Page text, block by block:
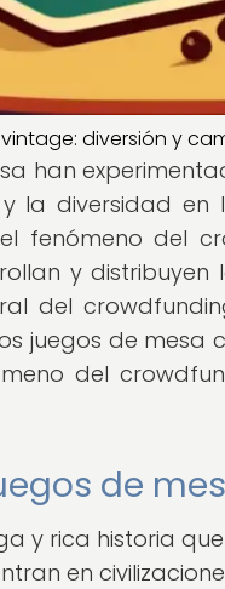
diversión y
han
la diversidad en
fenómeno del
y
del
juegos de
del
de
y rica historia
en